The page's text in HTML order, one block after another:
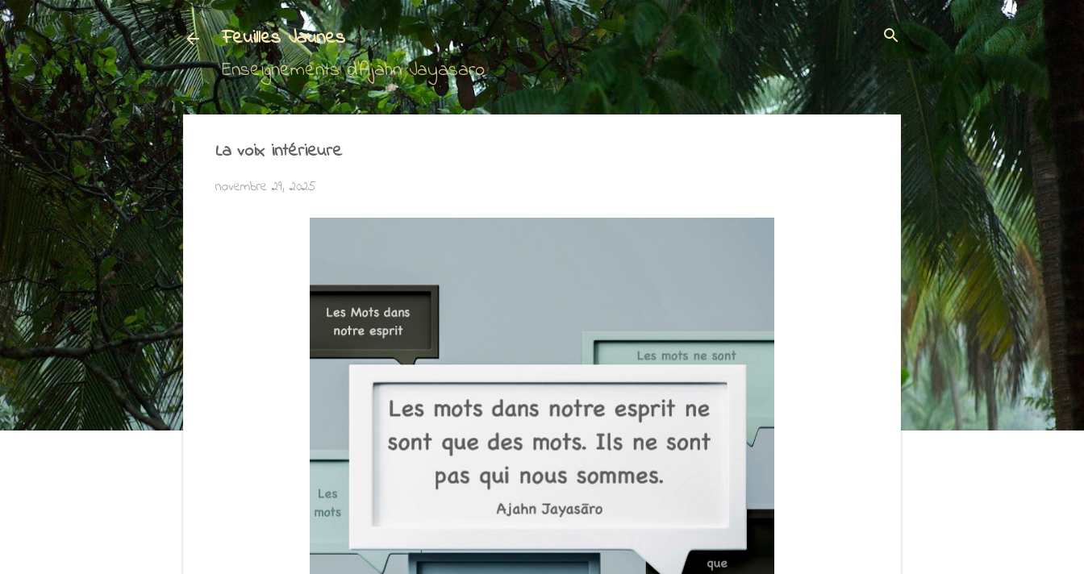
Accéder au contenu principal
Feuilles Jaunes
Enseignements d'Ajahn Jayasaro
La voix intérieure
novembre 29, 2025